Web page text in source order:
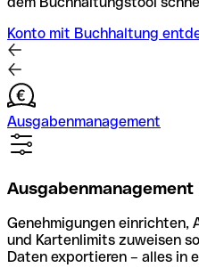
Konto mit Buchhaltung
Ausgabenmanagement
Ausgabenmanagement
Genehmigungen einrichten,
und Kartenlimits zuweisen
Daten exportieren – alles in